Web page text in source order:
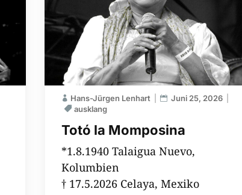
Totó la Momposina
Hans-Jürgen Lenhart
Juni 25, 2026
ausklang
*1.8.1940 Talaigua Nuevo,
Kolumbien
† 17.5.2026 Celaya, Mexiko